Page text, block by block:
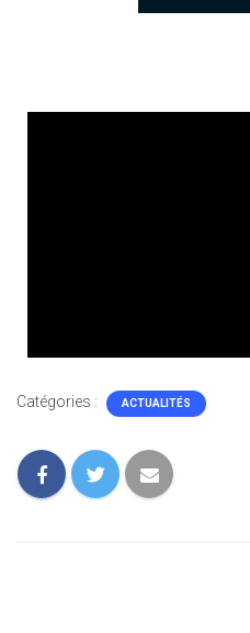
Catégories : ACTUALITÉS